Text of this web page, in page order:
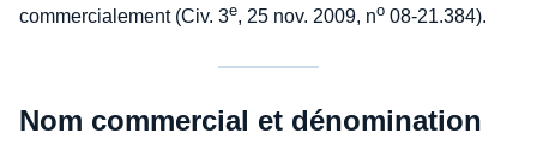
commercialement (Civ. 3e, 25 nov. 2009, no 08-21.384).
Nom commercial et dénomination